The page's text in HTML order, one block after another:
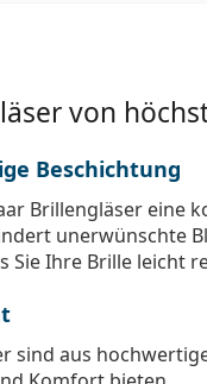
von
Beschichtung
Brillengläser eine
unerwünschte
Sie Ihre Brille leicht
sind aus